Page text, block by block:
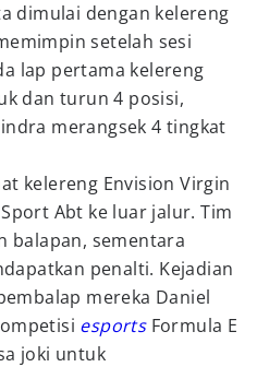
dimulai dengan kelereng
setelah sesi
lap pertama kelereng
dan turun 4 posisi,
merangsek 4 tingkat
kelereng Envision Virgin
Abt ke luar jalur. Tim
balapan, sementara
penalti. Kejadian
mereka Daniel
esportsFormula E
joki untuk